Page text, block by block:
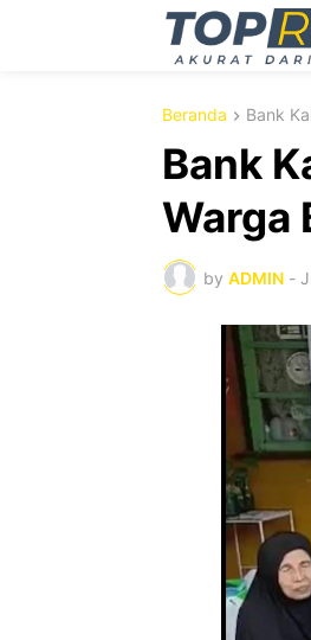
Beranda Bank
Bank
Warga
by ADMIN -